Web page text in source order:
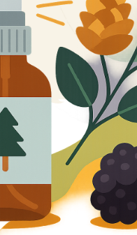
Liquide Vaiselle
Entretien Lave Vaiselle
> Voir tout
BAIN
Gel
Savon
Huile
Pain
Autre
>